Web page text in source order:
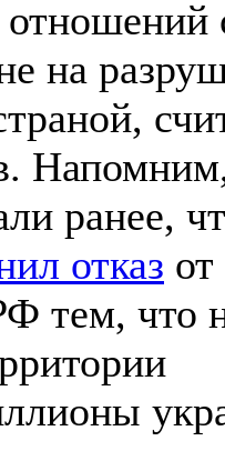
на
ранее,
отказ
тем, что